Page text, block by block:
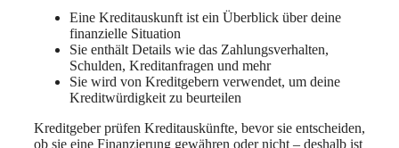
Eine Kreditauskunft ist ein Überblick über deine
finanzielle Situation
Sie enthält Details wie das Zahlungsverhalten,
Schulden, Kreditanfragen und mehr
Sie wird von Kreditgebern verwendet, um deine
Kreditwürdigkeit zu beurteilen
Kreditgeber prüfen Kreditauskünfte, bevor sie entscheiden,
ob sie eine Finanzierung gewähren oder nicht – deshalb ist